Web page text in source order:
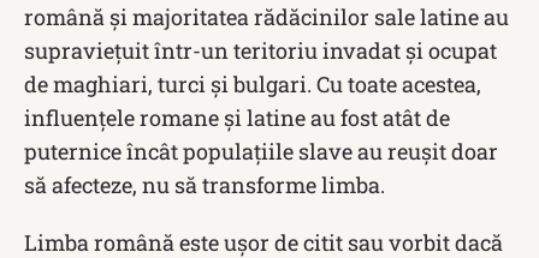
română și majoritatea rădăcinilor sale latine au
supraviețuit într-un teritoriu invadat și ocupat
de maghiari, turci și bulgari. Cu toate acestea,
influențele romane și latine au fost atât de
puternice încât populațiile slave au reușit doar
să afecteze, nu să transforme limba.
Limba română este ușor de citit sau vorbit dacă